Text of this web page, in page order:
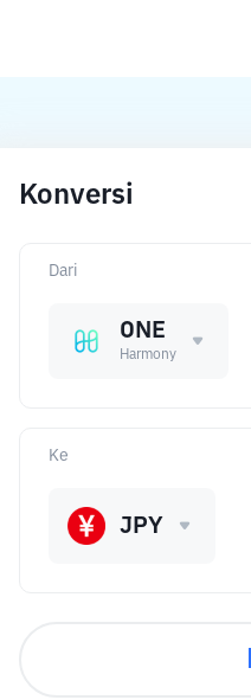
Konversi
Dari
ONE
Harmony
Ke
JPY